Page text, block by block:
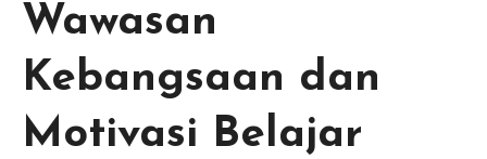
Wawasan
Kebangsaan dan
Motivasi Belajar